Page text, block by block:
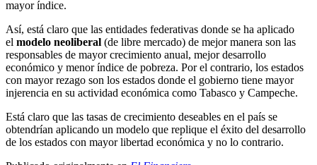
mayor índice.
Así, está claro que las entidades federativas donde se ha aplicado
el modelo neoliberal (de libre mercado) de mejor manera son las
responsables de mayor crecimiento anual, mejor desarrollo
económico y menor índice de pobreza. Por el contrario, los estados
con mayor rezago son los estados donde el gobierno tiene mayor
injerencia en su actividad económica como Tabasco y Campeche.
Está claro que las tasas de crecimiento deseables en el país se
obtendrían aplicando un modelo que replique el éxito del desarrollo
de los estados con mayor libertad económica y no lo contrario.